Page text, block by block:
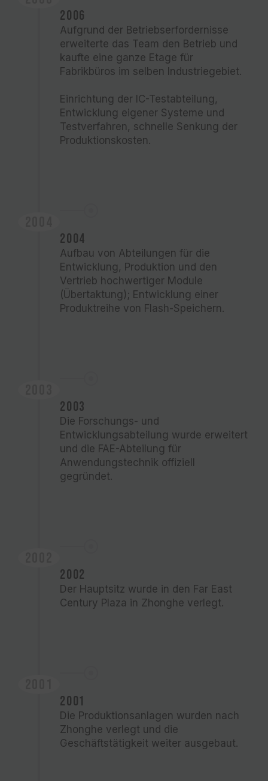
2006
Aufgrund der Betriebserfordernisse
erweiterte das Team den Betrieb und
kaufte eine ganze Etage für
Fabrikbüros im selben Industriegebiet.
Einrichtung der IC-Testabteilung,
Entwicklung eigener Systeme und
Testverfahren, schnelle Senkung der
Produktionskosten.
2004
Aufbau von Abteilungen für die
Entwicklung, Produktion und den
Vertrieb hochwertiger Module
(Übertaktung); Entwicklung einer
Produktreihe von Flash-Speichern.
2003
Die Forschungs- und
Entwicklungsabteilung wurde erweitert
und die FAE-Abteilung für
Anwendungstechnik offiziell
gegründet.
2002
Der Hauptsitz wurde in den Far East
Century Plaza in Zhonghe verlegt.
2001
Die Produktionsanlagen wurden nach
Zhonghe verlegt und die
Geschäftstätigkeit weiter ausgebaut.